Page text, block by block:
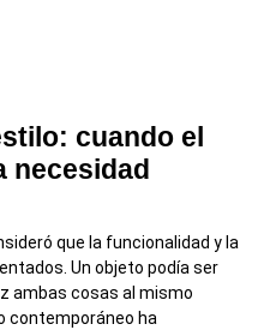
cuando el
necesidad
que la funcionalidad y la
Un objeto podía ser
ambas cosas al mismo
contemporáneo ha